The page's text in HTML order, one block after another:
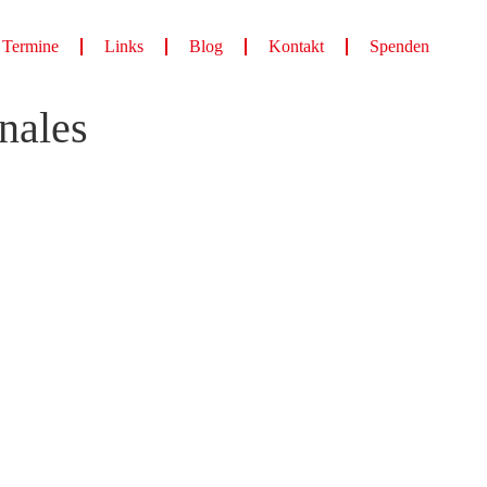
Termine Links Blog Kontakt Spenden